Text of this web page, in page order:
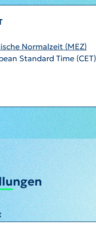
Normalzeit (MEZ)
Standard Time (CET)